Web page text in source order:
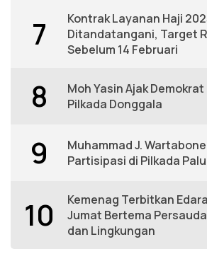
7
Kontrak Layanan Haji
Ditandatangani, Target
Sebelum 14 Februari
8
Moh Yasin Ajak
Pilkada Donggala
9
Muhammad J.
Partisipasi di Pilkada
10
Kemenag Terbitkan
Jumat Bertema
dan Lingkungan